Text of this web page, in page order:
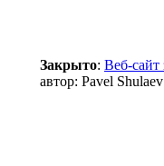
Закрыто: Веб-сайт
автор: Pavel Shulaev